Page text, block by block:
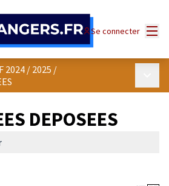
Se connecter
2024 / 2025 /
DEPOSEES